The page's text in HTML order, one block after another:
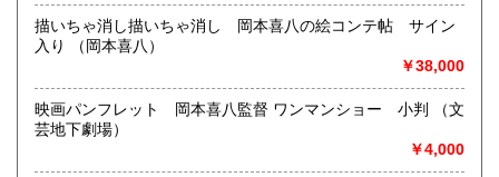
書籍の買取について
店頭買取り、出張買取りを承っております。
お気軽にご相談下さい。
取り扱い分野
描いちゃ消し描いちゃ消し 岡本喜八の絵コンテ帖 サイン
入り （岡本喜八）
￥38,000
映画パンフレット 岡本喜八監督 ワンマンショー 小判 （文
芸地下劇場）
￥4,000